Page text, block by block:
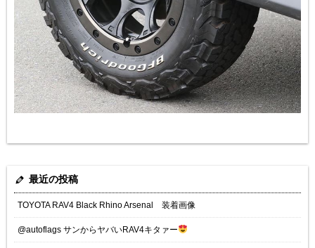
最近の投稿
TOYOTA RAV4 Black Rhino Arsenal 装着画像
@autoflags サンからヤバいRAV4キタァー